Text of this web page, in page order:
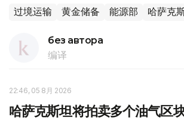
过境运输 黄金储备 能源部 哈萨克
без автора
编译
22:46, 05 8月 2026
哈萨克斯坦将拍卖多个油气区